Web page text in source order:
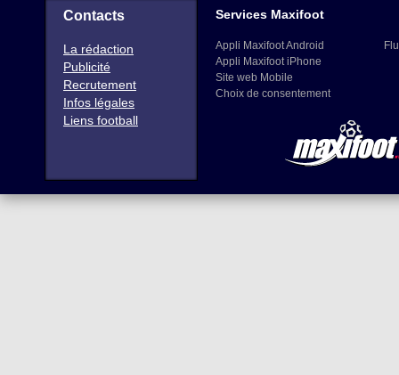
Contacts
La rédaction
Publicité
Recrutement
Infos légales
Liens football
Services Maxifoot
Appli Maxifoot Android
Appli Maxifoot iPhone
Site web Mobile
Choix de consentement